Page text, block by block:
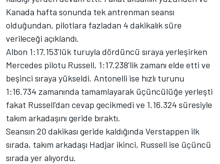
Kanada hafta sonunda tek antrenman seansı
olduğundan, pilotlara fazladan 4 dakikalık süre
verileceği açıklandı.
Albon 1:17.153’lük turuyla dördüncü sıraya yerleşirken
Mercedes pilotu Russell, 1:17.238’lik zamanı elde etti ve
beşinci sıraya yükseldi. Antonelli ise hızlı turunu
1:16.734 zamanında tamamlayarak üçüncülüğe yerleşti
fakat Russell’dan cevap gecikmedi ve 1.16.324 süresiyle
takım arkadaşını geride bıraktı.
Seansın 20 dakikası geride kaldığında Verstappen ilk
sırada, takım arkadaşı Hadjar ikinci, Russell ise üçüncü
sırada yer alıyordu.